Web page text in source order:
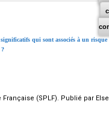
qui sont associés à un
?
(SPLF). Publié par